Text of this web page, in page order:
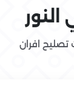
افران